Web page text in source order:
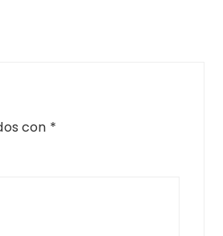
con *